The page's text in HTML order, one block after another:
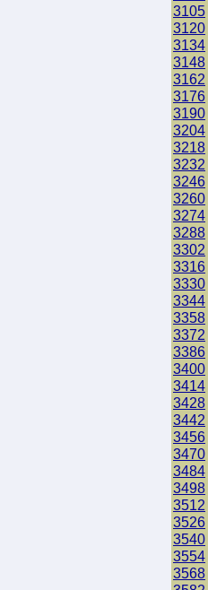
3105
3120
3134
3148
3162
3176
3190
3204
3218
3232
3246
3260
3274
3288
3302
3316
3330
3344
3358
3372
3386
3400
3414
3428
3442
3456
3470
3484
3498
3512
3526
3540
3554
3568